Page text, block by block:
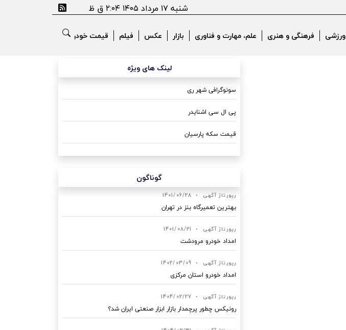
شنبه ۱۷ مرداد ۱۴۰۵ ۲:۰۴ ق ظ
ورزشی فرهنگی و هنری علم، مهارت و فناوری بازار عکس فیلم قیمت خودرو
لینک های ویژه
سونوگرافی شهر ری
پی ال سی اشنایدر
قیمت سکه پارسیان
گوناگون
رپورتاژ آگهی •
1401/06/28
بهترین تعمیرگاه بنز در تهران
رپورتاژ آگهی •
1401/08/21
امداد خودرو مرودشت
رپورتاژ آگهی •
1402/03/09
امداد خودرو استان مرکزی
رپورتاژ آگهی •
1404/02/27
رونیکس چطور پرچمدار بازار ابزار صنعتی ایران شد؟